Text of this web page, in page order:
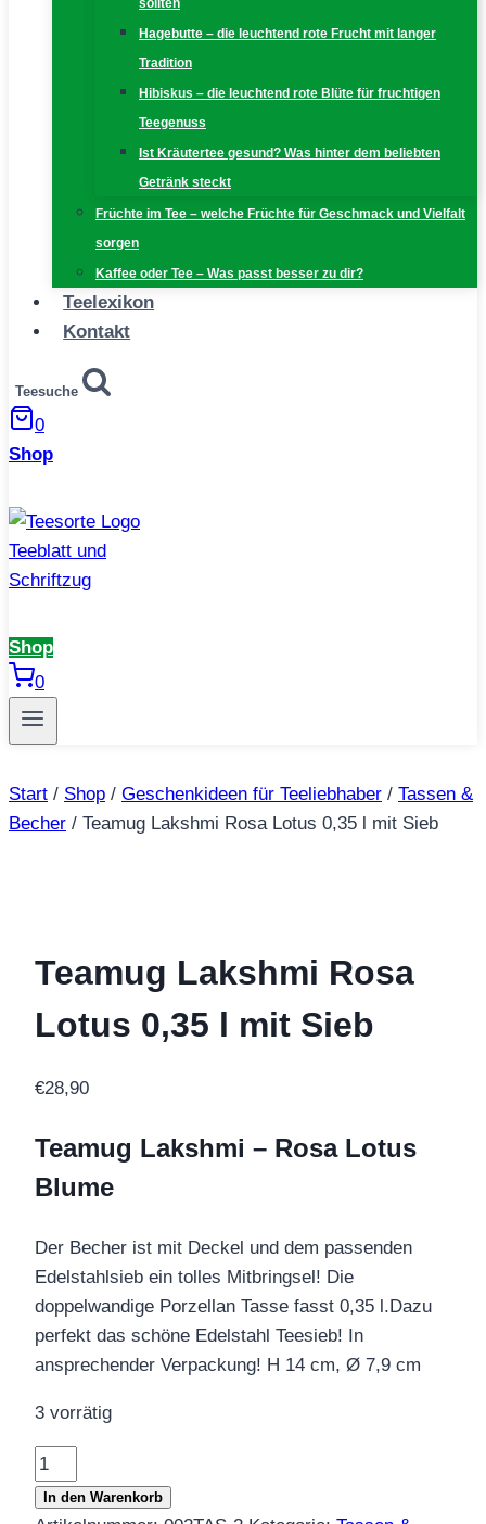
sollten
Hagebutte – die leuchtend rote Frucht mit langer
Tradition
Hibiskus – die leuchtend rote Blüte für fruchtigen
Teegenuss
Ist Kräutertee gesund? Was hinter dem beliebten
Getränk steckt
Früchte im Tee – welche Früchte für Geschmack und Vielfalt
sorgen
Kaffee oder Tee – Was passt besser zu dir?
Teelexikon
Kontakt
Teesuche
0
Shop
Shop
0
Start / Shop / Geschenkideen für Teeliebhaber / Tassen &
Becher / Teamug Lakshmi Rosa Lotus 0,35 l mit Sieb
Teamug Lakshmi Rosa
Lotus 0,35 l mit Sieb
€28,90
Teamug Lakshmi – Rosa Lotus
Blume
Der Becher ist mit Deckel und dem passenden
Edelstahlsieb ein tolles Mitbringsel! Die
doppelwandige Porzellan Tasse fasst 0,35 l.Dazu
perfekt das schöne Edelstahl Teesieb! In
ansprechender Verpackung! H 14 cm, Ø 7,9 cm
3 vorrätig
Teamug
Lakshmi
Rosa
In den Warenkorb